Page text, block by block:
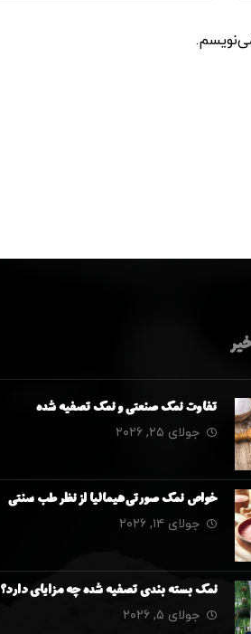
تفاوت نمک صنعتی و نمک تصفیه شده
جولای ۲۵, ۲۰۲۶
خواص نمک صورتی هیمالیا از نظر طب سنتی
جولای ۱۴, ۲۰۲۶
نمک بسته بندی تصفیه شده چه مزایای دارد؟
جولای ۵, ۲۰۲۶